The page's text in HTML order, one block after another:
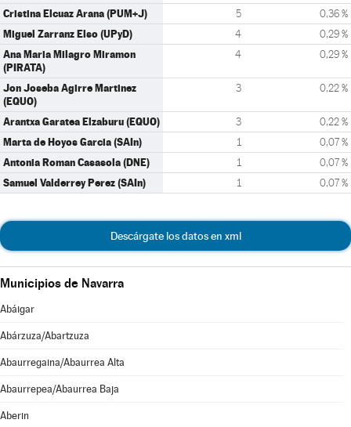
Cristina Elcuaz Arana (PUM+J) 5 0,36 %
Miguel Zarranz Elso (UPyD) 4 0,29 %
Ana Maria Milagro Miramon
(PIRATA)
4 0,29 %
Jon Joseba Agirre Martinez
(EQUO)
3 0,22 %
Arantxa Garatea Elzaburu (EQUO) 3 0,22 %
Marta de Hoyos Garcia (SAIn) 1 0,07 %
Antonia Roman Casasola (DNE) 1 0,07 %
Samuel Valderrey Perez (SAIn) 1 0,07 %
Descárgate los datos en xml
Municipios de Navarra
Abáigar
Abárzuza/Abartzuza
Abaurregaina/Abaurrea Alta
Abaurrepea/Abaurrea Baja
Aberin